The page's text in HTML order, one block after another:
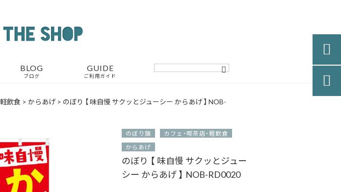
BLOG
ブログ
GUIDE
ご利用ガイド
飲食 > からあげ> のぼり 【 味自慢 サクッとジューシー からあげ 】 NOB-
のぼり旗
カフェ・喫茶店・軽飲食
からあげ
のぼり 【 味自慢 サクッとジュー
シー からあげ 】 NOB-RD0020

